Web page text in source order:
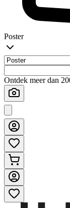
Poster
Ontdek meer dan